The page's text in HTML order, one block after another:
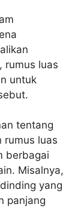
rumus luas
untuk
tentang
rumus luas
berbagai
Misalnya,
yang
panjang